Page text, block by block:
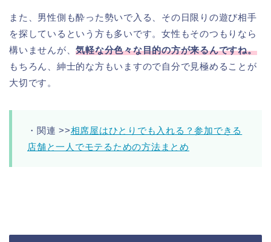
また、男性側も酔った勢いで入る、その日限りの遊び相手
を探しているという方も多いです。女性もそのつもりなら
構いませんが、気軽な分色々な目的の方が来るんですね。
もちろん、紳士的な方もいますので自分で見極めることが
大切です。
・関連 >>相席屋はひとりでも入れる？参加できる
店舗と一人でモテるための方法まとめ